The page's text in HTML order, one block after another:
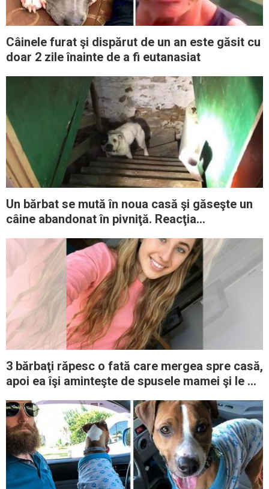
Câinele furat şi dispărut de un an este găsit cu
doar 2 zile înainte de a fi eutanasiat
Un bărbat se mută în noua casă şi găseşte un
câine abandonat în pivniţă. Reacţia
3 bărbaţi răpesc o fată care mergea spre casă,
apoi ea îşi aminteşte de spusele mamei şi le dă